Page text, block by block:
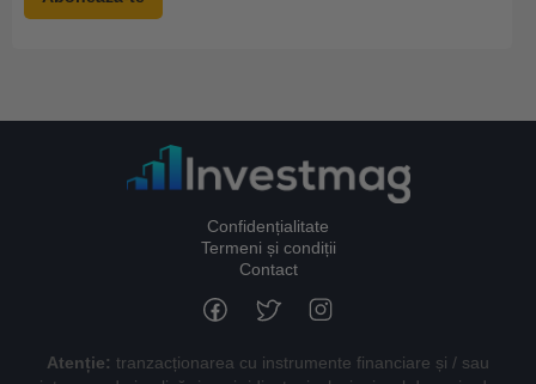
Confidențialitate
Termeni și condiții
Contact
Atenție: tranzacționarea cu instrumente financiare și / sau